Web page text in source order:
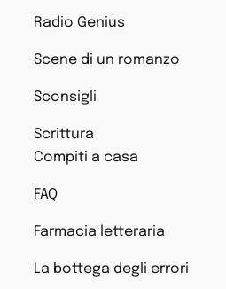
Radio Genius
Scene di un romanzo
Sconsigli
Scrittura
Compiti a casa
FAQ
Farmacia letteraria
La bottega degli errori